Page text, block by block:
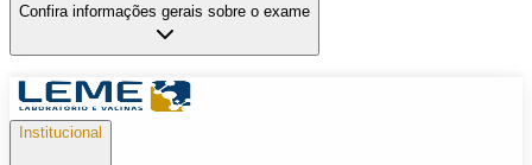
Confira informações gerais sobre o exame
Institucional